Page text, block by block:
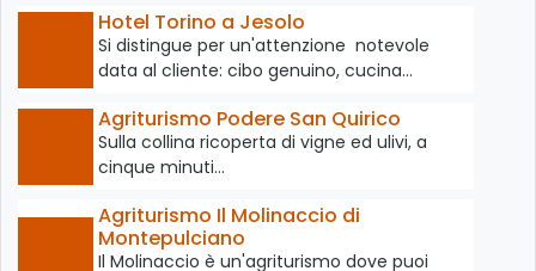
Hotel Torino a Jesolo
Si distingue per un'attenzione notevole
data al cliente: cibo genuino, cucina…
Agriturismo Podere San Quirico
Sulla collina ricoperta di vigne ed ulivi, a
cinque minuti…
Agriturismo Il Molinaccio di
Montepulciano
Il Molinaccio è un'agriturismo dove puoi